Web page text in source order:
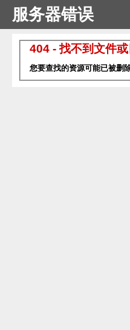
服务器错误
404 - 找不到文件或
您要查找的资源可能已被删